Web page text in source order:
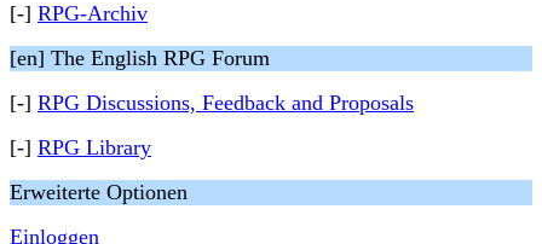
[-] RPG-Archiv
[en] The English RPG Forum
[-] RPG Discussions, Feedback and Proposals
[-] RPG Library
Erweiterte Optionen
Einloggen